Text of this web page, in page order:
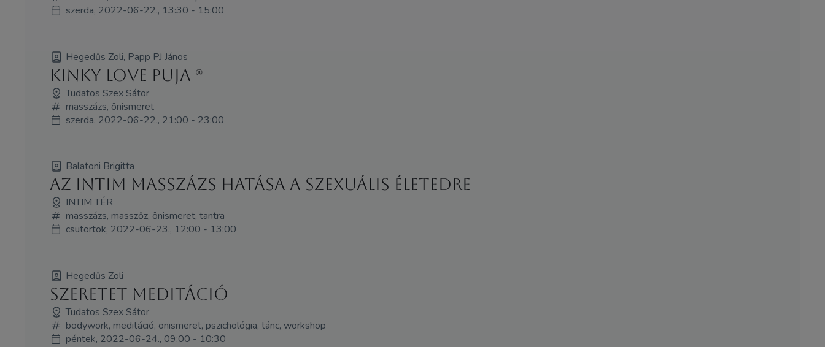
szerda, 2022-06-22., 13:30 - 15:00
Hegedűs Zoli, Papp PJ János
Kinky Love Puja (R)
Tudatos Szex Sátor
masszázs, önismeret
szerda, 2022-06-22., 21:00 - 23:00
Balatoni Brigitta
Az intim masszázs hatása a szexuális életedre
INTIM TÉR
masszázs, masszőz, önismeret, tantra
csütörtök, 2022-06-23., 12:00 - 13:00
Hegedűs Zoli
Szeretet meditáció
Tudatos Szex Sátor
bodywork, meditáció, önismeret, pszichológia, tánc, workshop
péntek, 2022-06-24., 09:00 - 10:30